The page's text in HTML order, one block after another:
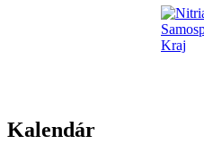
Kalendár